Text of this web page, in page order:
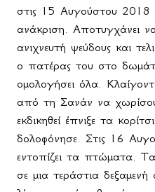
στις 15 Αυγούστου 2018
ανάκριση. Αποτυγχάνει
ανιχνευτή ψεύδους και
ο πατέρας του στο
ομολογήσει όλα.
από τη Σανάν να
εκδικηθεί έπνιξε τα
δολοφόνησε. Στις 16
εντοπίζει τα πτώματα.
σε μια τεράστια